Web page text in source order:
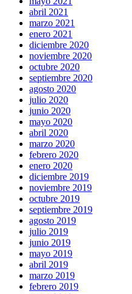
abril 2021
marzo 2021
enero 2021
diciembre 2020
noviembre 2020
octubre 2020
septiembre 2020
agosto 2020
julio 2020
junio 2020
mayo 2020
abril 2020
marzo 2020
febrero 2020
enero 2020
diciembre 2019
noviembre 2019
octubre 2019
septiembre 2019
agosto 2019
julio 2019
junio 2019
mayo 2019
abril 2019
marzo 2019
febrero 2019